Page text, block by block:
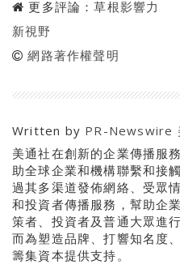
更多評論：草根影響力
新視野
網路著作權聲明
Written by PR-Newswire
美通社在創新的企業傳播服
助全球企業和機構聯繫和接
過其多渠道發佈網絡、受眾
和投資者傳播服務，幫助企
策者、投資者及普通大眾進
而為塑造品牌、打響知名度
籌集資本提供支持。